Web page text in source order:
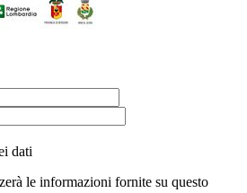
dati
le informazioni fornite su questo